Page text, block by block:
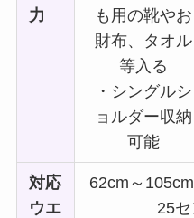
力
も用の靴やお
財布、タオル
等入る
・シングルシ
ョルダー収納
可能
対応
ウエ
62cm～
25セ